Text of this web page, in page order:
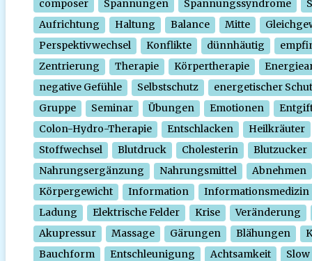
composer Spannungen Spannungssyndrome
Aufrichtung
Haltung Balance Mitte
Perspektivwechsel
Konflikte dünnhäutig
Zentrierung
Therapie Körpertherapie
negative Gefühle
Selbstschutz
energetischer
Gruppe
Seminar Übungen Emotionen
Colon-Hydro-Therapie
Entschlacken
Heilkräuter
Stoffwechsel
Blutdruck Cholesterin
Blutzucker
Nahrungsergänzung
Nahrungsmittel
Abnehmen
Körpergewicht
Information
Informationsmedizin
Ladung
Elektrische Felder Krise
Veränderung
Akupressur
Massage Gärungen Blähungen
Bauchform
Entschleunigung Achtsamkeit
Slow